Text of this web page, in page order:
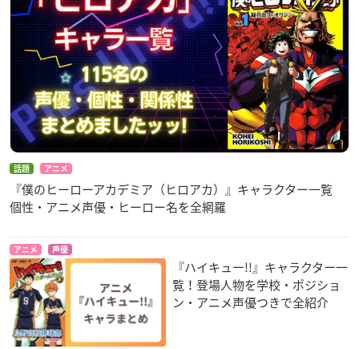
話題 アニメ
『僕のヒーローアカデミア（ヒロアカ）』キャラクター一覧
個性・アニメ声優・ヒーロー名を全網羅
アニメ 声優
『ハイキュー!!』キャラクター一
覧！登場人物を学校・ポジショ
ン・アニメ声優つきで全紹介